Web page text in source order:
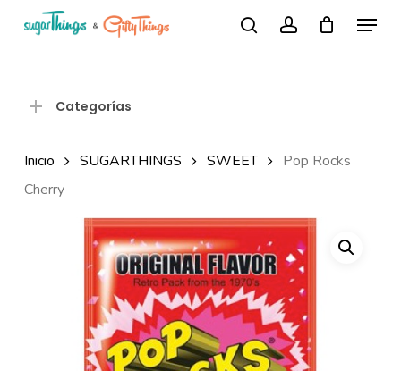
Búsqueda
Menu
Categorías
Inicio SUGARTHINGS SWEET
Pop Rocks
Cherry